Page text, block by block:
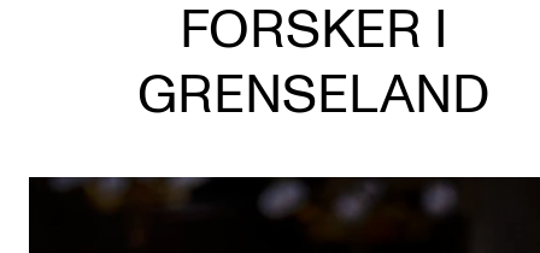
Årsstudium og videreutdanning
FORSKER I
GRENSELAND